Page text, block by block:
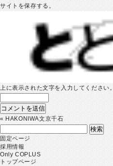
サイトを保存する。
上に表示された文字を入力してください。
« HAKONIWA文京千石
索:
固定ページ
採用情報
Only COPLUS
トップページ